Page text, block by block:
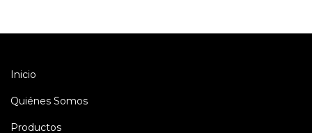
Inicio
Quiénes Somos
Productos